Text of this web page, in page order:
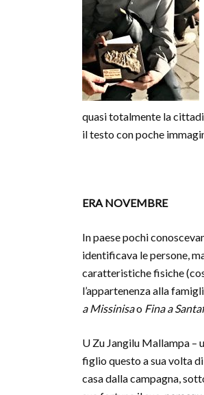
quasi totalmente la
il testo con poche
ERA NOVEMBRE
In paese pochi
identificava le persone,
caratteristiche fisiche
l’appartenenza alla
a Missinisao Fina a
U Zu Jangilu Mallampa –
figlio questo a sua volta
casa dalla campagna,